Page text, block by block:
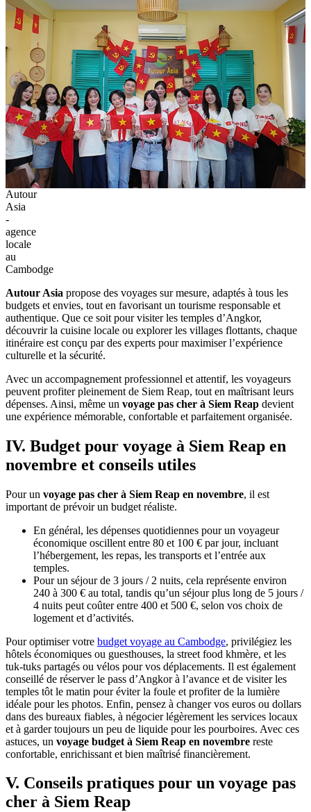
Autour
Asia
-
agence
locale
au
Cambodge
Autour Asia propose des voyages sur mesure, adaptés à tous les
budgets et envies, tout en favorisant un tourisme responsable et
authentique. Que ce soit pour visiter les temples d’Angkor,
découvrir la cuisine locale ou explorer les villages flottants, chaque
itinéraire est conçu par des experts pour maximiser l’expérience
culturelle et la sécurité.
Avec un accompagnement professionnel et attentif, les voyageurs
peuvent profiter pleinement de Siem Reap, tout en maîtrisant leurs
dépenses. Ainsi, même un voyage pas cher à Siem Reap devient
une expérience mémorable, confortable et parfaitement organisée.
IV. Budget pour voyage à Siem Reap en
novembre et conseils utiles
Pour un voyage pas cher à Siem Reap en novembre, il est
important de prévoir un budget réaliste.
En général, les dépenses quotidiennes pour un voyageur
économique oscillent entre 80 et 100 € par jour, incluant
l’hébergement, les repas, les transports et l’entrée aux
temples.
Pour un séjour de 3 jours / 2 nuits, cela représente environ
240 à 300 € au total, tandis qu’un séjour plus long de 5 jours /
4 nuits peut coûter entre 400 et 500 €, selon vos choix de
logement et d’activités.
Pour optimiser votre budget voyage au Cambodge, privilégiez les
hôtels économiques ou guesthouses, la street food khmère, et les
tuk-tuks partagés ou vélos pour vos déplacements. Il est également
conseillé de réserver le pass d’Angkor à l’avance et de visiter les
temples tôt le matin pour éviter la foule et profiter de la lumière
idéale pour les photos. Enfin, pensez à changer vos euros ou dollars
dans des bureaux fiables, à négocier légèrement les services locaux
et à garder toujours un peu de liquide pour les pourboires. Avec ces
astuces, un voyage budget à Siem Reap en novembre reste
confortable, enrichissant et bien maîtrisé financièrement.
V. Conseils pratiques pour un voyage pas
cher à Siem Reap